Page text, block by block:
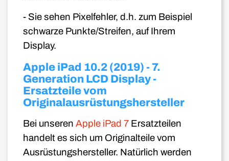
- Sie sehen Pixelfehler, d.h. zum Beispiel
schwarze Punkte/Streifen, auf Ihrem
Display.
Apple iPad 10.2 (2019) - 7.
Generation LCD Display -
Ersatzteile vom
Originalausrüstungshersteller
Bei unseren Apple iPad 7 Ersatzteilen
handelt es sich um Originalteile vom
Ausrüstungshersteller. Natürlich werden